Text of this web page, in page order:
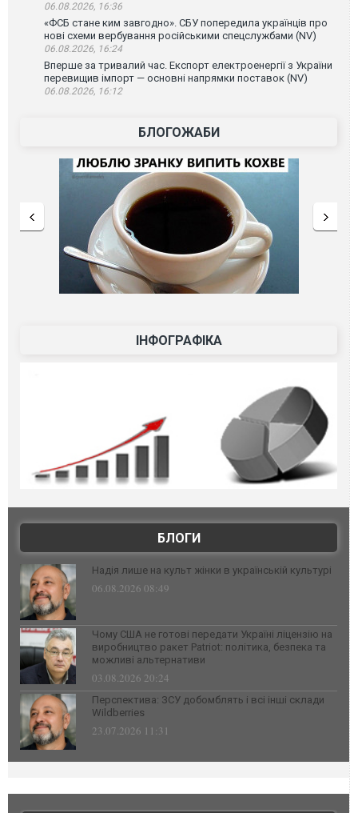
06.08.2026, 16:36
«ФСБ стане ким завгодно». СБУ попередила українців про
нові схеми вербування російськими спецслужбами (NV)
06.08.2026, 16:24
Вперше за тривалий час. Експорт електроенергії з України
перевищив імпорт — основні напрямки поставок (NV)
06.08.2026, 16:12
БЛОГОЖАБИ
ІНФОГРАФІКА
БЛОГИ
Надія лише на культ жінки в українській культурі
06.08.2026 08:49
Чому США не готові передати Україні ліцензію на
виробництво ракет Patriot: політика, безпека та
можливі альтернативи
03.08.2026 20:24
Перспектива: ЗСУ добомблять і всі інші склади
Wildberries
23.07.2026 11:31